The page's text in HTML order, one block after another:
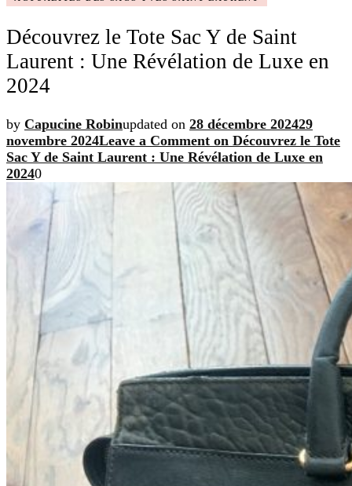
Découvrez le Tote Sac Y de Saint
Laurent : Une Révélation de Luxe en
2024
by Capucine Robinupdated on 28 décembre 202429
novembre 2024Leave a Comment on Découvrez le Tote
Sac Y de Saint Laurent : Une Révélation de Luxe en
20240